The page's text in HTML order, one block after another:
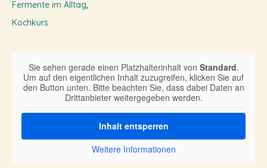
Fermente im Alltag,
Kochkurs
Sie sehen gerade einen Platzhalterinhalt von Standard.
Um auf den eigentlichen Inhalt zuzugreifen, klicken Sie auf
den Button unten. Bitte beachten Sie, dass dabei Daten an
Drittanbieter weitergegeben werden.
Inhalt entsperren
Weitere Informationen